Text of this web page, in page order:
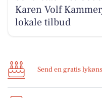
Karen Volf
lokale tilbud
Send en gratis